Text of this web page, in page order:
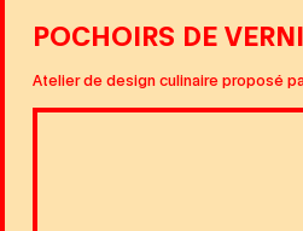
POCHOIRS DE
Atelier de design culinaire proposé